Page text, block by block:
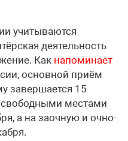
учитываются
деятельность
Как напоминает
основной приём
завершается 15
свободными местами
а на заочную и очно-